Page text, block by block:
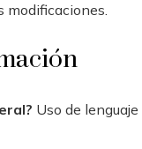
modificaciones.
Uso de